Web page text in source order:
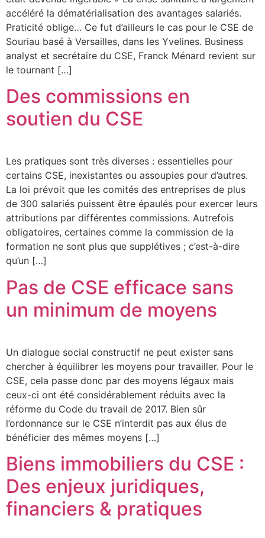
accéléré la dématérialisation des avantages salariés.
Praticité oblige… Ce fut d’ailleurs le cas pour le CSE de
Souriau basé à Versailles, dans les Yvelines. Business
analyst et secrétaire du CSE, Franck Ménard revient sur
le tournant […]
Des commissions en
soutien du CSE
Les pratiques sont très diverses : essentielles pour
certains CSE, inexistantes ou assoupies pour d’autres.
La loi prévoit que les comités des entreprises de plus
de 300 salariés puissent être épaulés pour exercer leurs
attributions par différentes commissions. Autrefois
obligatoires, certaines comme la commission de la
formation ne sont plus que supplétives ; c’est-à-dire
qu’un […]
Pas de CSE efficace sans
un minimum de moyens
Un dialogue social constructif ne peut exister sans
chercher à équilibrer les moyens pour travailler. Pour le
CSE, cela passe donc par des moyens légaux mais
ceux-ci ont été considérablement réduits avec la
réforme du Code du travail de 2017. Bien sûr
l’ordonnance sur le CSE n’interdit pas aux élus de
bénéficier des mêmes moyens […]
Biens immobiliers du CSE :
Des enjeux juridiques,
financiers & pratiques